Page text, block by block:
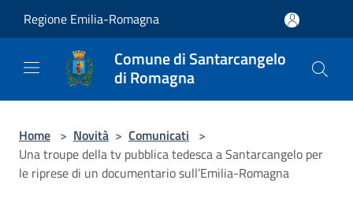
Regione Emilia-Romagna
Comune di Santarcangelo
di Romagna
Home > Novità > Comunicati >
Una troupe della tv pubblica tedesca a Santarcangelo per
le riprese di un documentario sull’Emilia-Romagna